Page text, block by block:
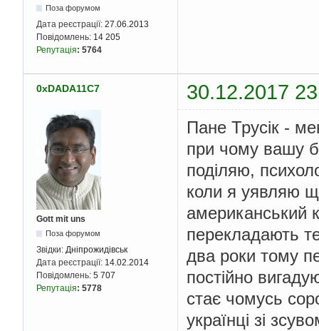
Поза форумом
Дата реєстрації: 27.06.2013
Повідомлень: 14 205
Репутація: 5764
0xDADA11C7 30.12.2017
Gott mit uns
Поза форумом
Звідки: Дніпрожидівськ
Дата реєстрації: 14.02.2014
Повідомлень: 5 707
Репутація: 5778
Пане Трусік -
при чому вашу
поділяю,
коли я уявляю
американський
перекладають
два роки тому
постійно
стає чомусь
українці зі